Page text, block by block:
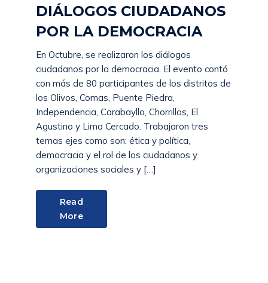
DIÁLOGOS CIUDADANOS
POR LA DEMOCRACIA
En Octubre, se realizaron los diálogos
ciudadanos por la democracia. El evento contó
con más de 80 participantes de los distritos de
los Olivos, Comas, Puente Piedra,
Independencia, Carabayllo, Chorrillos, El
Agustino y Lima Cercado. Trabajaron tres
temas ejes como son: ética y política,
democracia y el rol de los ciudadanos y
organizaciones sociales y […]
Read
More